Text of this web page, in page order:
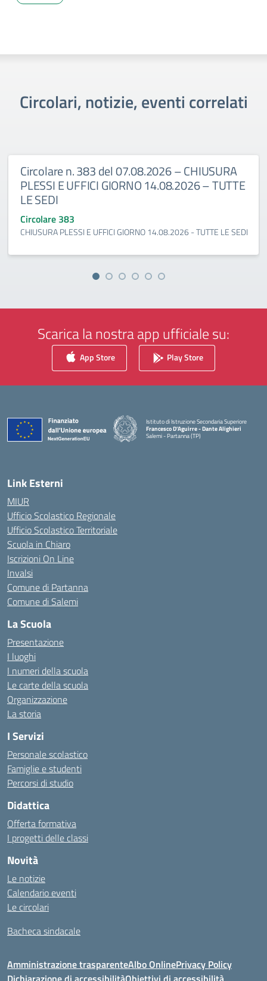
Circolari, notizie, eventi correlati
Circolare n. 383 del 07.08.2026 – CHIUSURA
PLESSI E UFFICI GIORNO 14.08.2026 – TUTTE
LE SEDI
Circolare 383
CHIUSURA PLESSI E UFFICI GIORNO 14.08.2026 - TUTTE LE SEDI
Scarica la nostra app ufficiale su:
App Store Play Store
Istituto di Istruzione Secondaria Superiore
Francesco D'Aguirre - Dante Alighieri
Salemi - Partanna (TP)
Link Esterni
MIUR
Ufficio Scolastico Regionale
Ufficio Scolastico Territoriale
Scuola in Chiaro
Iscrizioni On Line
Invalsi
Comune di Partanna
Comune di Salemi
La Scuola
Presentazione
I luoghi
I numeri della scuola
Le carte della scuola
Organizzazione
La storia
I Servizi
Personale scolastico
Famiglie e studenti
Percorsi di studio
Didattica
Offerta formativa
I progetti delle classi
Novità
Le notizie
Calendario eventi
Le circolari
Bacheca sindacale
Amministrazione trasparenteAlbo OnlinePrivacy Policy